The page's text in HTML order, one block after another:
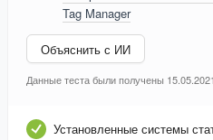
Tag Manager
Объяснить с ИИ
Данные теста были получены
Установленные системы